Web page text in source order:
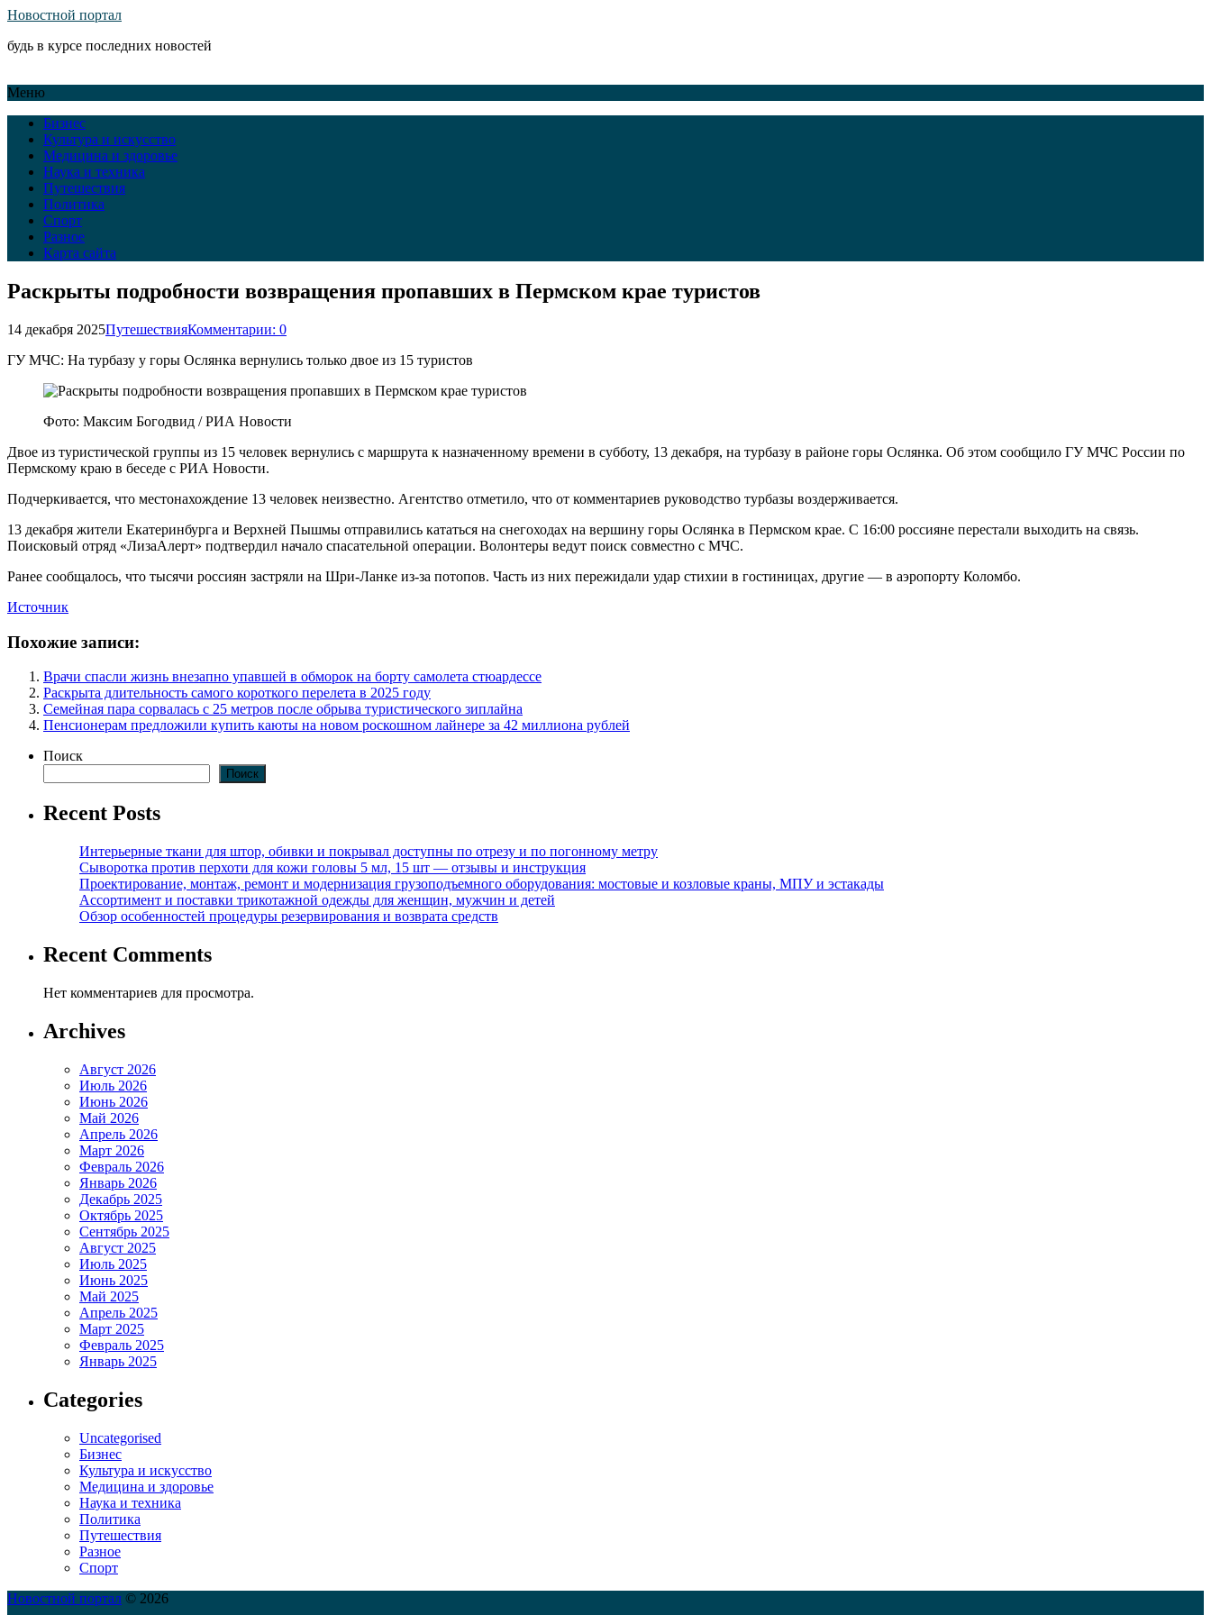
Новостной портал
будь в курсе последних новостей
Меню
Бизнес
Культура и искусство
Медицина и здоровье
Наука и техника
Путешествия
Политика
Спорт
Разное
Карта сайта
Раскрыты подробности возвращения пропавших в Пермском крае туристов
14 декабря 2025ПутешествияКомментарии: 0
ГУ МЧС: На турбазу у горы Ослянка вернулись только двое из 15 туристов
Фото: Максим Богодвид / РИА Новости
Двое из туристической группы из 15 человек вернулись с маршрута к назначенному времени в субботу, 13 декабря, на турбазу в районе горы Ослянка. Об этом сообщило ГУ МЧС России по
Пермскому краю в беседе с РИА Новости.
Подчеркивается, что местонахождение 13 человек неизвестно. Агентство отметило, что от комментариев руководство турбазы воздерживается.
13 декабря жители Екатеринбурга и Верхней Пышмы отправились кататься на снегоходах на вершину горы Ослянка в Пермском крае. С 16:00 россияне перестали выходить на связь.
Поисковый отряд «ЛизаАлерт» подтвердил начало спасательной операции. Волонтеры ведут поиск совместно с МЧС.
Ранее сообщалось, что тысячи россиян застряли на Шри-Ланке из-за потопов. Часть из них пережидали удар стихии в гостиницах, другие — в аэропорту Коломбо.
Источник
Похожие записи:
Врачи спасли жизнь внезапно упавшей в обморок на борту самолета стюардессе
Раскрыта длительность самого короткого перелета в 2025 году
Семейная пара сорвалась с 25 метров после обрыва туристического зиплайна
Пенсионерам предложили купить каюты на новом роскошном лайнере за 42 миллиона рублей
Поиск
Поиск
Recent Posts
Интерьерные ткани для штор, обивки и покрывал доступны по отрезу и по погонному метру
Сыворотка против перхоти для кожи головы 5 мл, 15 шт — отзывы и инструкция
Проектирование, монтаж, ремонт и модернизация грузоподъемного оборудования: мостовые и козловые краны, МПУ и эстакады
Ассортимент и поставки трикотажной одежды для женщин, мужчин и детей
Обзор особенностей процедуры резервирования и возврата средств
Recent Comments
Нет комментариев для просмотра.
Archives
Август 2026
Июль 2026
Июнь 2026
Май 2026
Апрель 2026
Март 2026
Февраль 2026
Январь 2026
Декабрь 2025
Октябрь 2025
Сентябрь 2025
Август 2025
Июль 2025
Июнь 2025
Май 2025
Апрель 2025
Март 2025
Февраль 2025
Январь 2025
Categories
Uncategorised
Бизнес
Культура и искусство
Медицина и здоровье
Наука и техника
Политика
Путешествия
Разное
Спорт
Новостной портал © 2026